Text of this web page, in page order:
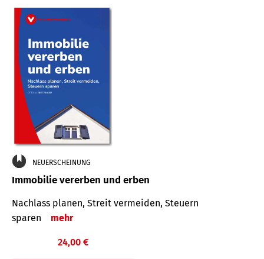
NEUERSCHEINUNG
Immobilie vererben und erben
Nachlass planen, Streit vermeiden, Steuern
sparen
mehr
24,00 €